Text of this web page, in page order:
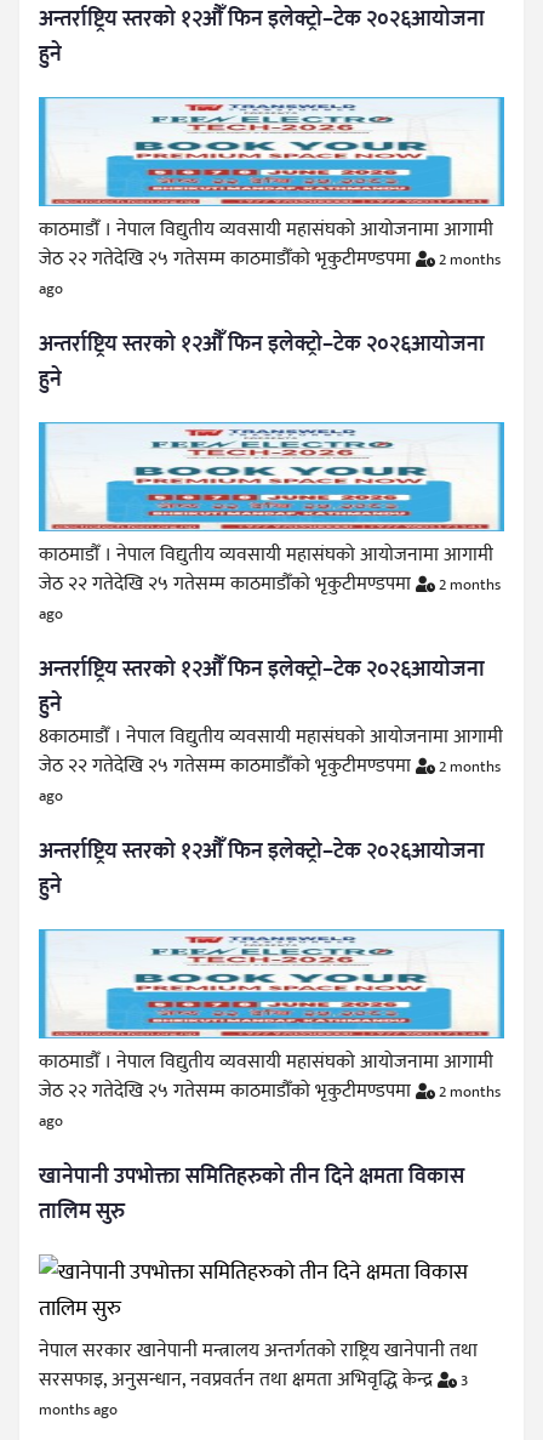
अन्तर्राष्ट्रिय स्तरको १२औँ फिन इलेक्ट्रो–टेक २०२६आयोजना
हुने
काठमाडौँ । नेपाल विद्युतीय व्यवसायी महासंघको आयोजनामा आगामी
जेठ २२ गतेदेखि २५ गतेसम्म काठमाडौँको भृकुटीमण्डपमा
2 months
ago
अन्तर्राष्ट्रिय स्तरको १२औँ फिन इलेक्ट्रो–टेक २०२६आयोजना
हुने
काठमाडौँ । नेपाल विद्युतीय व्यवसायी महासंघको आयोजनामा आगामी
जेठ २२ गतेदेखि २५ गतेसम्म काठमाडौँको भृकुटीमण्डपमा
2 months
ago
अन्तर्राष्ट्रिय स्तरको १२औँ फिन इलेक्ट्रो–टेक २०२६आयोजना
हुने
8काठमाडौँ । नेपाल विद्युतीय व्यवसायी महासंघको आयोजनामा आगामी
जेठ २२ गतेदेखि २५ गतेसम्म काठमाडौँको भृकुटीमण्डपमा
2 months
ago
अन्तर्राष्ट्रिय स्तरको १२औँ फिन इलेक्ट्रो–टेक २०२६आयोजना
हुने
काठमाडौँ । नेपाल विद्युतीय व्यवसायी महासंघको आयोजनामा आगामी
जेठ २२ गतेदेखि २५ गतेसम्म काठमाडौँको भृकुटीमण्डपमा
2 months
ago
खानेपानी उपभोक्ता समितिहरुको तीन दिने क्षमता विकास
तालिम सुरु
नेपाल सरकार खानेपानी मन्त्रालय अन्तर्गतको राष्ट्रिय खानेपानी तथा
सरसफाइ, अनुसन्धान, नवप्रवर्तन तथा क्षमता अभिवृद्धि केन्द्र
3
months ago